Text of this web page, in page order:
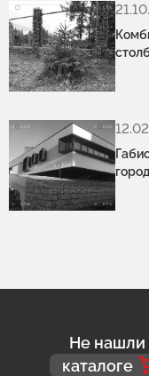
Не нашли
каталоге